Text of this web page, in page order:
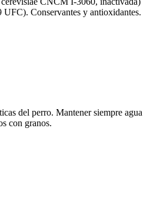
Conservantes y antioxidantes.
del perro. Mantener siempre agua
con granos.